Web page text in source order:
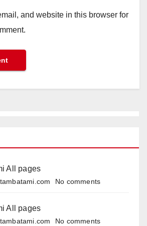
and website in this browser for
All pages
No comments
All pages
No comments